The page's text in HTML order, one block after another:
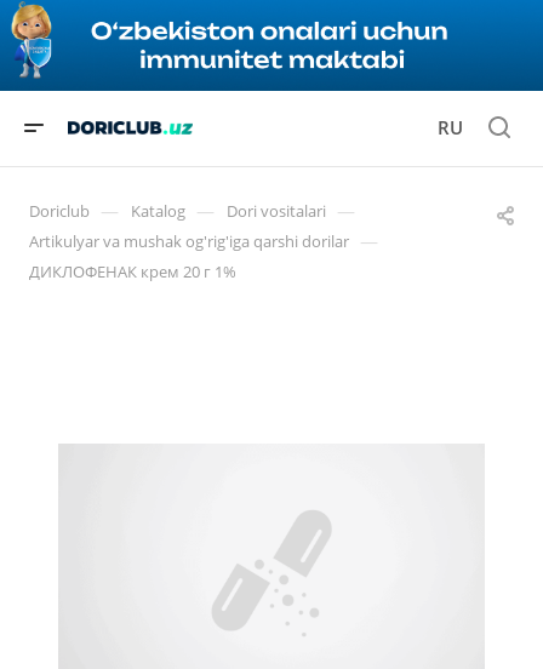
RU
Doriclub — Katalog — Dori vositalari —
Artikulyar va mushak og'rig'iga qarshi dorilar —
ДИКЛОФЕНАК крем 20 г 1%